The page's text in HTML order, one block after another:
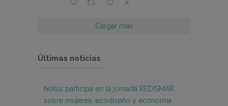
X
Cargar más
Últimas noticias
Notus participa en la jornada REDISMAR
sobre mujeres, ecodiseño y economía